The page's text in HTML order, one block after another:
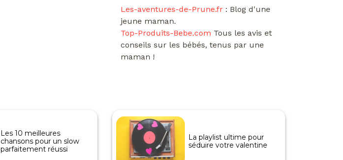
Les-aventures-de-Prune.fr : Blog d'une
jeune maman.
Top-Produits-Bebe.com Tous les avis et
conseils sur les bébés, tenus par une
maman !
Les 10 meilleures
chansons pour un slow
parfaitement réussi
La playlist ultime pour
séduire votre valentine